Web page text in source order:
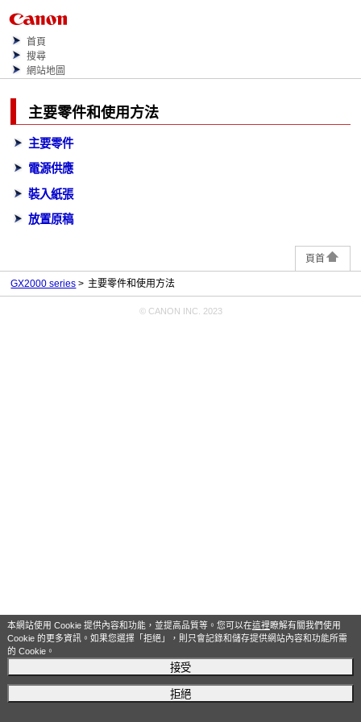
本網站使用 Cookie 提供內容和功能，並提高品質等。您可以在這裡瞭解有關我們使用
Cookie 的更多資訊。如果您選擇「拒絕」，則只會記錄和儲存提供網站內容和功能所需
的 Cookie。
接受
拒絕
首頁
搜尋
網站地圖
主要零件和使用方法
主要零件
電源供應
裝入紙張
放置原稿
頁首
GX2000 series 主要零件和使用方法
© CANON INC. 2023